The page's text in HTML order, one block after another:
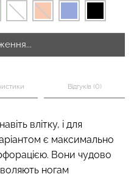
Відгуків (0)
влітку, і для
є максимально
Вони чудово
ногам
black (чорний) Giulia